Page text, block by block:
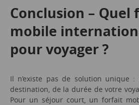
Conclusion – Quel
mobile
pour voyager ?
Il n’existe pas de solution unique
destination, de la durée de votre
Pour un séjour court, un forfait